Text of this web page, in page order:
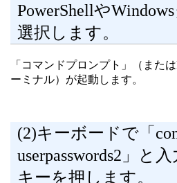
PowerShellや
選択します。
「コマンドプロンプト」（また
ーミナル）が起動します。
(2)キーボードで「
userpasswords2」と
キーを押します。